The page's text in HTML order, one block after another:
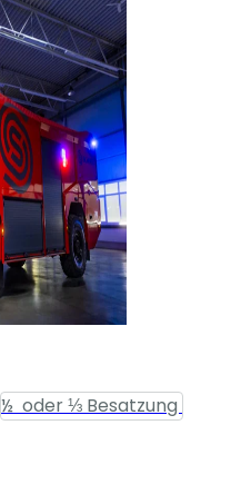
½ oder ⅓ Besatzung